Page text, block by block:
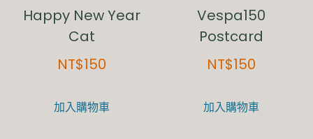
Happy New Year
Cat
NT$150
加入購物車
Vespa150
Postcard
NT$150
加入購物車